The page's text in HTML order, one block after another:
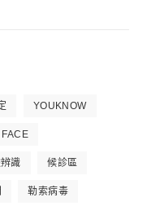
YOUKNOW
識 候診區
勒索病毒